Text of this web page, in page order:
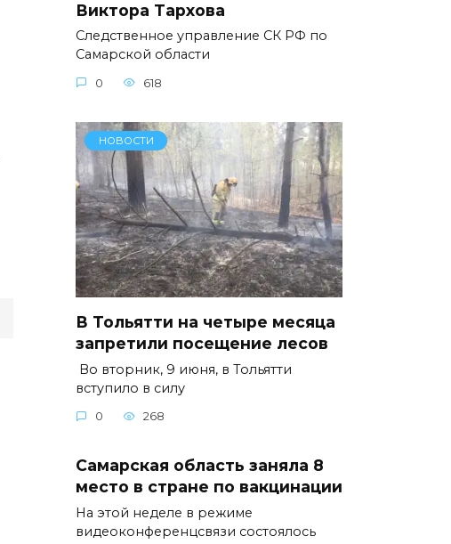
Виктора Тархова
Следственное управление СК РФ по
Самарской области
0 618
НОВОСТИ
В Тольятти на четыре месяца
запретили посещение лесов
Во вторник, 9 июня, в Тольятти
вступило в силу
0 268
Самарская область заняла 8
место в стране по вакцинации
На этой неделе в режиме
видеоконференцсвязи состоялось